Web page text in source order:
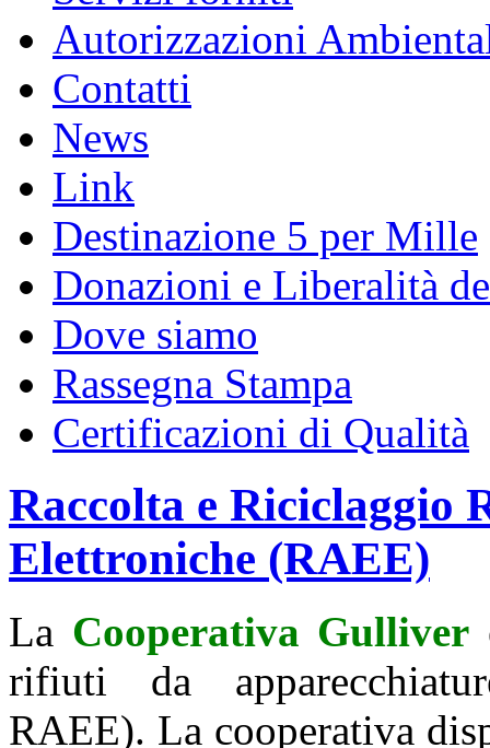
Autorizzazioni
Contatti
News
Link
Destinazione 5 per Mille
Donazioni e Liberalità
Dove siamo
Rassegna Stampa
Certificazioni di Qualità
Raccolta e Riciclaggio
Elettroniche (RAEE)
La Cooperativa Gulliver
rifiuti da
RAEE). La cooperativa